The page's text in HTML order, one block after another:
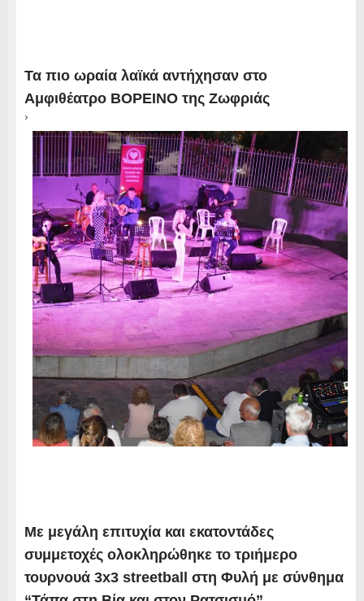
Τα πιο ωραία λαϊκά αντήχησαν στο
Αμφιθέατρο ΒΟΡΕΙΝΟ της Ζωφριάς
›
Με μεγάλη επιτυχία και εκατοντάδες
συμμετοχές ολοκληρώθηκε το τριήμερο
τουρνουά 3x3 streetball στη Φυλή με σύνθημα